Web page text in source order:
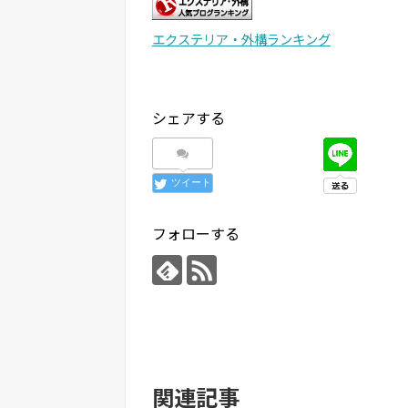
エクステリア・外構ランキング
シェアする
ツイート
フォローする
関連記事